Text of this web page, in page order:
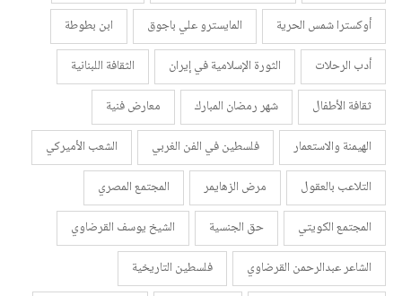
أوكسترا شمس الحرية
المايسترو علي باجوق
ابن بطوطة
أدب الرحلات
الثورة الإسلامية في إيران
الثقافة اللبنانية
ثقافة الأطفال
شهر رمضان المبارك
معارض فنية
الهيمنة والاستعمار
فلسطين في الفن الغربي
الشعب الأميركي
التلاعب بالعقول
مرض الزهايمر
المجتمع المصري
المجتمع الكويتي
حق الجنسية
الشيخ يوسف القرضاوي
الشاعر عبدالرحمن القرضاوي
فلسطين التاريخية